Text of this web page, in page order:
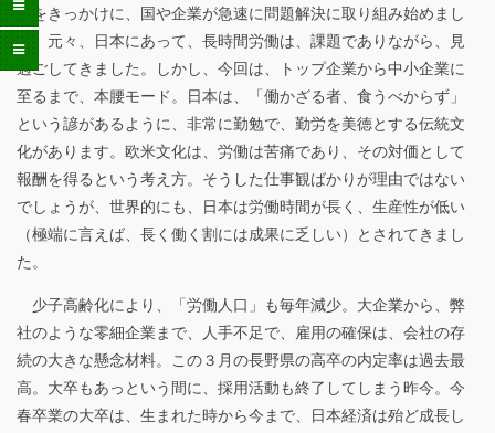
熊
社
長
の
、
蛙
鳴
蝉
噪
（
件をきっかけに、国や企業が急速に問題解決に取り組み始めまし
た。元々、日本にあって、長時間労働は、課題でありながら、見
過ごしてきました。しかし、今回は、トップ企業から中小企業に
至るまで、本腰モード。日本は、「働かざる者、食うべからず」
という諺があるように、非常に勤勉で、勤労を美徳とする伝統文
化があります。欧米文化は、労働は苦痛であり、その対価として
報酬を得るという考え方。そうした仕事観ばかりが理由ではない
でしょうが、世界的にも、日本は労働時間が長く、生産性が低い
（極端に言えば、長く働く割には成果に乏しい）とされてきまし
た。
少子高齢化により、「労働人口」も毎年減少。大企業から、弊
社のような零細企業まで、人手不足で、雇用の確保は、会社の存
続の大きな懸念材料。この３月の長野県の高卒の内定率は過去最
高。大卒もあっという間に、採用活動も終了してしまう昨今。今
春卒業の大卒は、生まれた時から今まで、日本経済は殆ど成長し